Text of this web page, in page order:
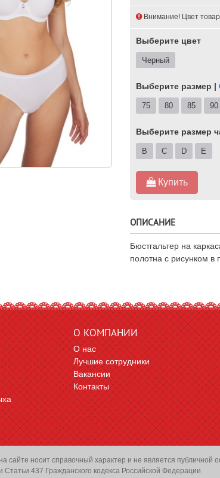
Внимание! Цвет
Выберите цвет
Черный
Выберите размер |
75 80 85 90
Выберите размер
B C D E
Купить
ОПИСАНИЕ
Бюстгальтер на
полотна с рисунком в
О КОМПАНИИ
О нас
Лучшие сотрудники
Вакансии
Контакты
сайте носит справочный характер и не является публичной
437 Гражданского кодекса Российской Федерации